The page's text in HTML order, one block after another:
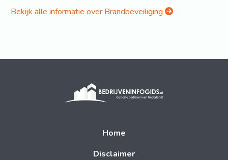
Bekijk alle informatie over Brandbeveiliging
Home
Disclaimer